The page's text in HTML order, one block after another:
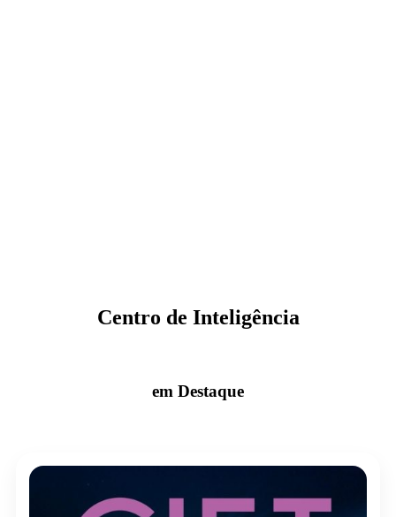
Centro de Inteligência
em Destaque